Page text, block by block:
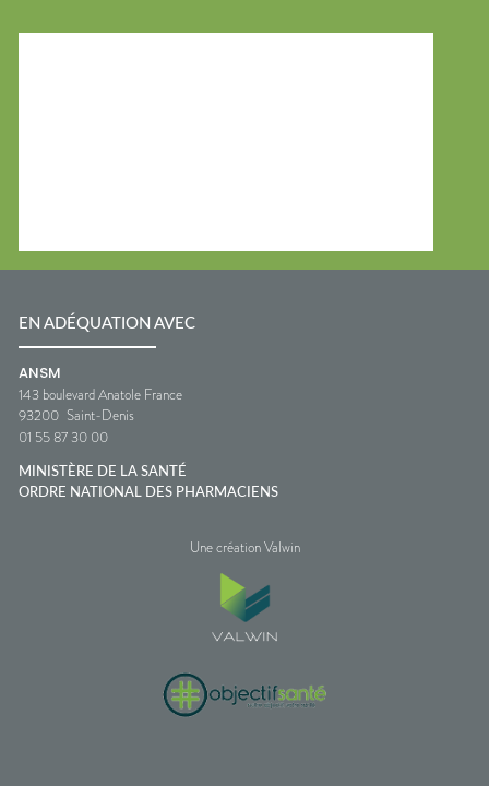
EN ADÉQUATION AVEC
ANSM
143 boulevard Anatole France
93200 Saint-Denis
01 55 87 30 00
MINISTÈRE DE LA SANTÉ
ORDRE NATIONAL DES PHARMACIENS
Une création Valwin